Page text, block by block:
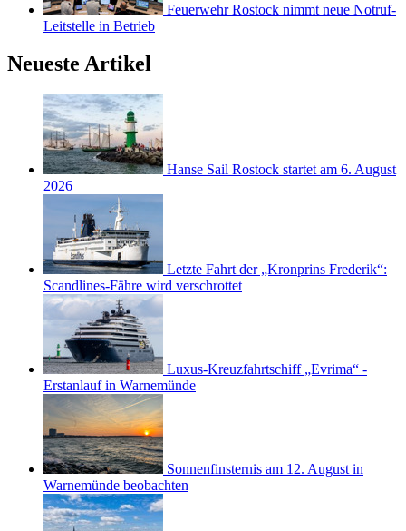
Feuerwehr Rostock nimmt neue Notruf-
Leitstelle in Betrieb
Neueste Artikel
Hanse Sail Rostock startet am 6. August
2026
Letzte Fahrt der „Kronprins Frederik“:
Scandlines-Fähre wird verschrottet
Luxus-Kreuzfahrtschiff „Evrima“ -
Erstanlauf in Warnemünde
Sonnenfinsternis am 12. August in
Warnemünde beobachten